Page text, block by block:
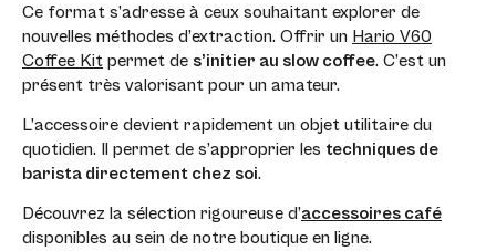
Ce format s’adresse à ceux souhaitant explorer de
nouvelles méthodes d’extraction. Offrir un Hario V60
Coffee Kit permet de s’initier au slow coffee. C’est un
présent très valorisant pour un amateur.
L’accessoire devient rapidement un objet utilitaire du
quotidien. Il permet de s’approprier les techniques de
barista directement chez soi.
Découvrez la sélection rigoureuse d’accessoires café
disponibles au sein de notre boutique en ligne.